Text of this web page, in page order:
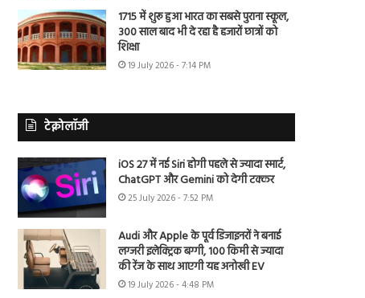
1715 में शुरू हुआ भारत का सबसे पुराना स्कूल,
300 साल बाद भी दे रहा है हजारों छात्रों को
शिक्षा
19 July 2026 - 7:14 PM
टेक्नोलॉजी
iOS 27 में नई Siri होगी पहले से ज्यादा स्मार्ट,
ChatGPT और Gemini को देगी टक्कर
25 July 2026 - 7:52 PM
Audi और Apple के पूर्व डिजाइनरों ने बनाई
लग्जरी इलेक्ट्रिक बग्गी, 100 किमी से ज्यादा
की रेंज के साथ आएगी यह अनोखी EV
19 July 2026 - 4:48 PM